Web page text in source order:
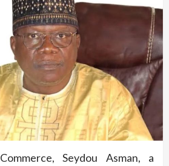
Seydou Asman, a